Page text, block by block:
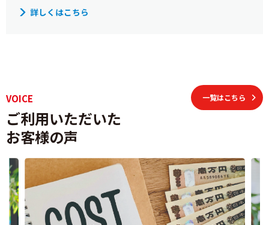
詳しくはこちら
VOICE
ご利用いただいた
お客様の声
一覧はこちら